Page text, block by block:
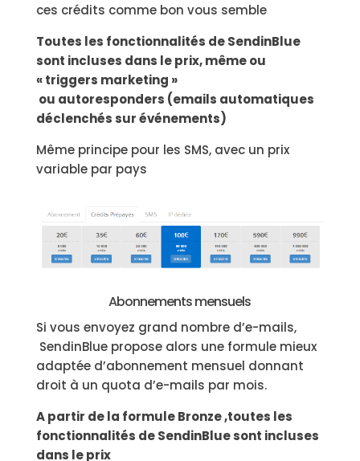
ces crédits comme bon vous semble
Toutes les fonctionnalités de SendinBlue
sont incluses dans le prix, même ou
« triggers marketing »
ou autoresponders (emails automatiques
déclenchés sur événements)
Même principe pour les SMS, avec un prix
variable par pays
Abonnements mensuels
Si vous envoyez grand nombre d’e-mails,
SendinBlue propose alors une formule mieux
adaptée d’abonnement mensuel donnant
droit à un quota d’e-mails par mois.
A partir de la formule Bronze ,toutes les
fonctionnalités de SendinBlue sont incluses
dans le prix